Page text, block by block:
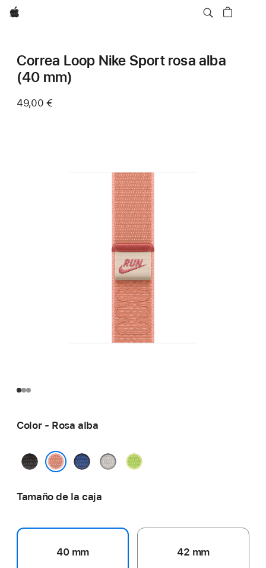
Apple
Correa Loop Nike Sport rosa alba
(40 mm)
49,00 €
Color - Rosa alba
Negro
noche
Azul
Gris
Volt
Tamaño de la caja
40 mm 42 mm